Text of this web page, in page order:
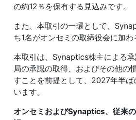
の約12％を保有する見込みです。
また、本取引の一環として、
ち1名がオンセミの取締役会に加わ
本取引は、Synaptics株主による
局の承認の取得、およびその他の
すことを前提として、2027年半ば
います。
オンセミおよびSynaptics、従来